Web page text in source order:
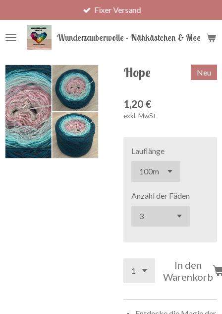
Hauptinhalt
springen
Wunderzauberwolle - Nähkästchen & Meer
Fixer Versand
Hope Neu
1,20 €
exkl. MwSt
Lauflänge
Anzahl der Fäden
In den
Warenkorb